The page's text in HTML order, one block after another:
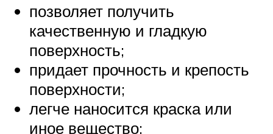
позволяет получить
качественную и гладкую
поверхность;
придает прочность и крепость
поверхности;
легче наносится краска или
иное вещество;